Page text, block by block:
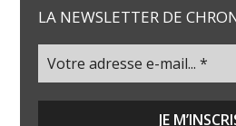
LA NEWSLETTER DE